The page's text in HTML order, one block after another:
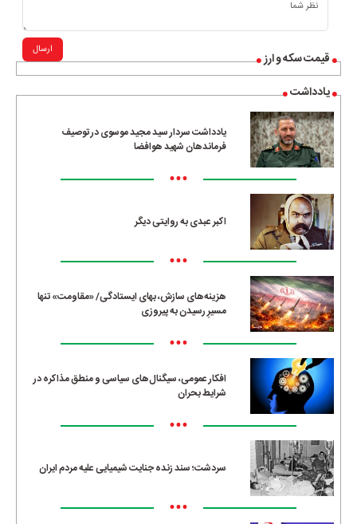
قیمت سکه و ارز
یادداشت
یادداشت سردار سید مجید موسوی در توصیف
فرماندهان شهید هوافضا
•••
اکبر عبدی به روایتی دیگر
•••
هزینه‌های سازش، بهای ایستادگی/ «مقاومت» تنها
مسیرِ رسیدن به پیروزی
•••
افکار عمومی، سیگنال‌های سیاسی و منطق مذاکره در
شرایط بحران
•••
سردشت؛ سند زنده جنایت شیمیایی علیه مردم ایران
•••
ارسال